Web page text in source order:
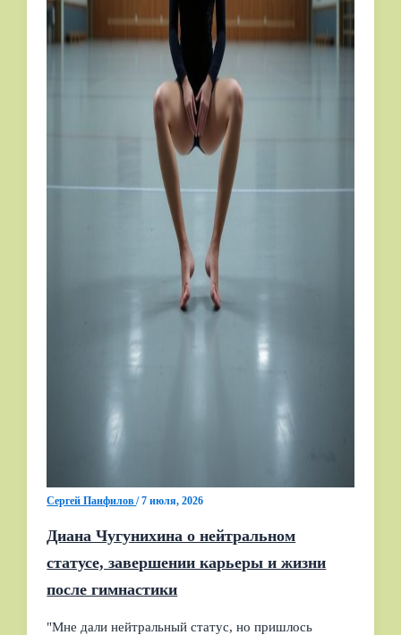
Сергей Панфилов/7 июля, 2026
Диана Чугунихина о нейтральном
статусе, завершении карьеры и жизни
после гимнастики
"Мне дали нейтральный статус, но пришлось